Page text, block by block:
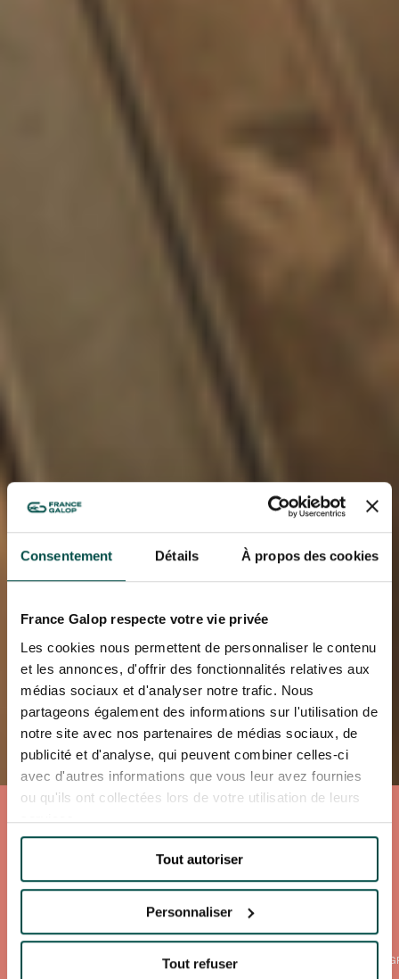
Consentement Détails À propos des cookies
France Galop respecte votre vie privée
Les cookies nous permettent de personnaliser le contenu
et les annonces, d'offrir des fonctionnalités relatives aux
médias sociaux et d'analyser notre trafic. Nous
partageons également des informations sur l'utilisation de
notre site avec nos partenaires de médias sociaux, de
publicité et d'analyse, qui peuvent combiner celles-ci
avec d'autres informations que vous leur avez fournies
ou qu'ils ont collectées lors de votre utilisation de leurs
services.
Tout autoriser
Personnaliser
Tout refuser
MEETING DE DEAUVILLE
BARRIÈRE
Du 2 au 30 août 2026
Hippodrome de DEAUVILLE-LA TOUQUES
JE RÉSERVE
LES HORAIRES DE VOTRE JOURNÉE ANIMATIONS